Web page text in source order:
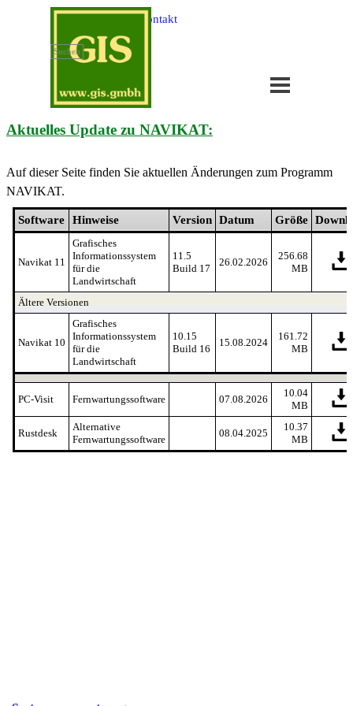
Direkt zum Seiteninhalt
Kontakt
Suchen
Aktuelles Update zu NAVIKAT:
Auf dieser Seite finden Sie aktuellen Änderungen zum Programm
NAVIKAT.